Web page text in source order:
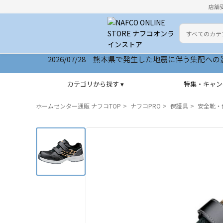
店舗
カテゴリ
検索キーワー
2026/07/28 熊本県で発生した地震に伴う集配への影響
2026/07/28 サイトリニューアルいたしました
カテゴリから探す ▾ 特集・キャ
ホームセンター通販 ナフコTOP ナフコPRO 保護具 安全靴